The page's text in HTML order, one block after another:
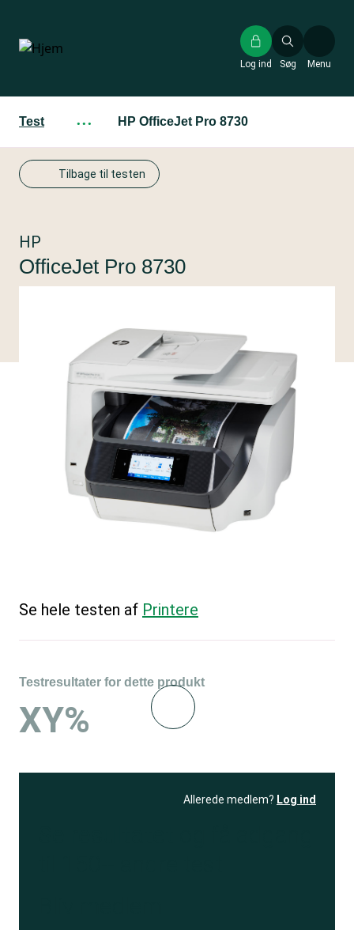
hovedindhold
Søg
Log ind Menu
Test ··· HP OfficeJet Pro 8730
Tilbage til testen
HP
OfficeJet Pro 8730
Se hele testen af Printere
Testresultater for dette produkt
XY%
Allerede medlem? Log ind